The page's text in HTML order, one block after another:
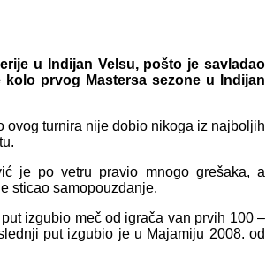
u Indijan Velsu, pošto je savladao
kolo prvog Mastersa sezone u Indijan
ovog turnira nije dobio nikoga iz najboljih
je po vetru pravio mnogo grešaka, a
sticao samopouzdanje.
izgubio meč od igrača van prvih 100 –
put izgubio je u Majamiju 2008. od